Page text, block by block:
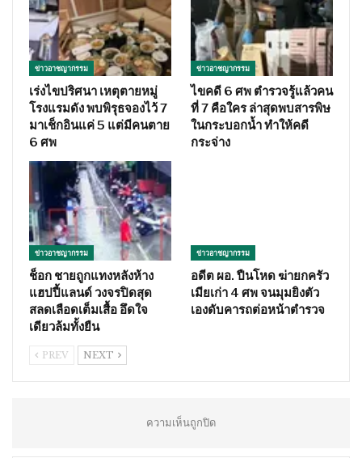
ข่าวอาชญากรรม
เร่งไขปริศนา เหตุตายหมู่
โรงแรมดัง พบพิรุธจองไว้ 7
มาเช็กอินแค่ 5 แต่มีคนตาย
6 ศพ
ข่าวอาชญากรรม
ไขคดี 6 ศพ ตำรวจรู้แล้วคน
ที่ 7 คือใคร ล่าสุดพบสารพิษ
ในกระบอกน้ำ ทำให้คดี
กระจ่าง
ข่าวอาชญากรรม
ช็อก ชายถูกแทงหลังห้าง
แฮปปี้แลนด์ วงจรปิดสุด
สลดเลือดเต็มเสื้อ อึดใจ
เดียวล้มทั้งยืน
ข่าวอาชญากรรม
อดีต ผอ. ปืนโหด ฆ่ายกครัว
เมียเก่า 4 ศพ จนมุมยิงตัว
เองดับคารถต่อหน้าตำรวจ
PREV NEXT
ความเห็นถูกปิด